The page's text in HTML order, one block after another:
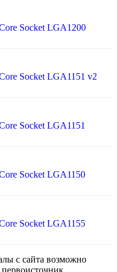
Socket LGA1200
Socket LGA1151 v2
Socket LGA1151
Socket LGA1150
Socket LGA1155
с сайта возможно